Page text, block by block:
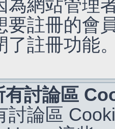
為網站管理
要註冊的會
了註冊功能
有討論區
討論區